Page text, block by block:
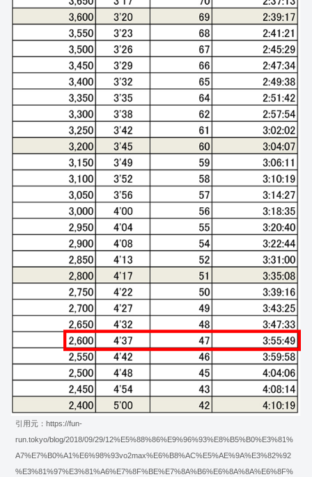
引用元：https://fun-
run.tokyo/blog/2018/09/29/12%E5%88%86%E9%96%93%E8%B5%B0%E3%81%
A7%E7%B0%A1%E6%98%93vo2max%E6%B8%AC%E5%AE%9A%E3%82%92
%E3%81%97%E3%81%A6%E7%8F%BE%E7%8A%B6%E6%8A%8A%E6%8F%